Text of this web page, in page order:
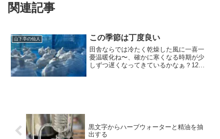
関連記事
山下亭の仙人 この季節は丁度良い
田舎ならでは冷たく乾燥した風に一喜一
憂温暖化ね〜、確かに寒くなる時期が少
しずつ遅くなってきているかなぁ？12月
黒文字からハーブウォーターと精油を抽
出する